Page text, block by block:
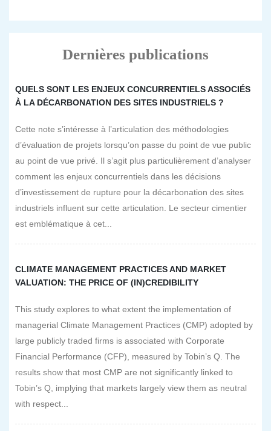
Dernières publications
QUELS SONT LES ENJEUX CONCURRENTIELS ASSOCIÉS
À LA DÉCARBONATION DES SITES INDUSTRIELS ?
Cette note s’intéresse à l’articulation des méthodologies
d’évaluation de projets lorsqu’on passe du point de vue public
au point de vue privé. Il s’agit plus particulièrement d’analyser
comment les enjeux concurrentiels dans les décisions
d’investissement de rupture pour la décarbonation des sites
industriels influent sur cette articulation. Le secteur cimentier
est emblématique à cet...
CLIMATE MANAGEMENT PRACTICES AND MARKET
VALUATION: THE PRICE OF (IN)CREDIBILITY
This study explores to what extent the implementation of
managerial Climate Management Practices (CMP) adopted by
large publicly traded firms is associated with Corporate
Financial Performance (CFP), measured by Tobin’s Q. The
results show that most CMP are not significantly linked to
Tobin’s Q, implying that markets largely view them as neutral
with respect...